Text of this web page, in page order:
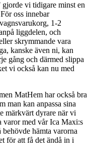
vi tidigare minst en
oss innebar
1-2
liggdelen, och
skrymmande vara
kanske även ni, kan
gång och därmed slippa
vi också kan nu med
MatHem har också bra
man kan anpassa sina
märkvärt dyrare när vi
varor med vår Ica Maxi:s
hämta varorna
för att få det ändå in i